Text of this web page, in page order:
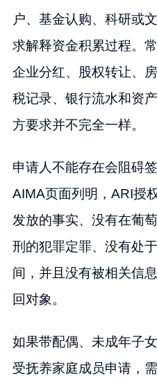
户、基金认购、科研或
求解释资金积累过程。
企业分红、股权转让、
税记录、银行流水和资
方要求并不完全一样。
申请人不能存在会阻碍
AIMA页面列明，ARI授
发放的事实、没有在葡
刑的犯罪定罪、没有处
间，并且没有被相关信
回对象。
如果带配偶、未成年子
受抚养家庭成员申请，